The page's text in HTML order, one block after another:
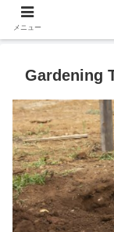
Gardening
メニュー